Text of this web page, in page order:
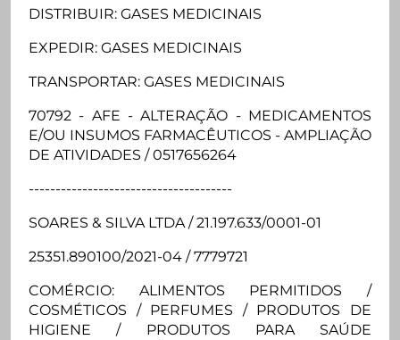
DISTRIBUIR: GASES MEDICINAIS
EXPEDIR: GASES MEDICINAIS
TRANSPORTAR: GASES MEDICINAIS
70792 - AFE - ALTERAÇÃO - MEDICAMENTOS
E/OU INSUMOS FARMACÊUTICOS - AMPLIAÇÃO
DE ATIVIDADES / 0517656264
--------------------------------------
SOARES & SILVA LTDA / 21.197.633/0001-01
25351.890100/2021-04 / 7779721
COMÉRCIO: ALIMENTOS PERMITIDOS /
COSMÉTICOS / PERFUMES / PRODUTOS DE
HIGIENE / PRODUTOS PARA SAÚDE